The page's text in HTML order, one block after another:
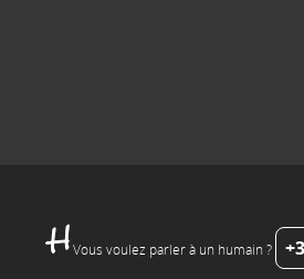
Vous voulez parler à un humain ?